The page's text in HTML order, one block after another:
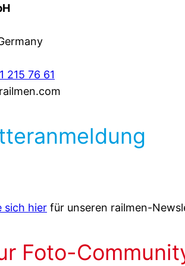
215 76 61
sich hier für unseren railmen-
Foto-